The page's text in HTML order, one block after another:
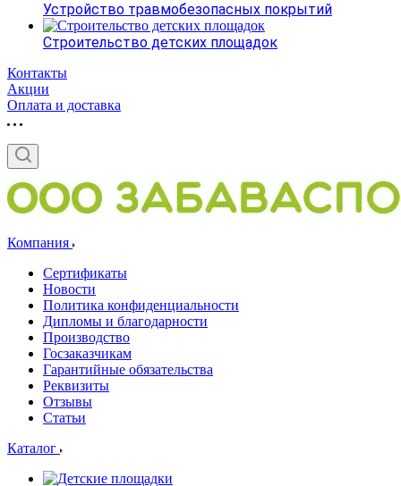
Устройство травмобезопасных покрытий
Строительство детских площадок
Контакты
Акции
Оплата и доставка
Компания
Сертификаты
Новости
Политика конфиденциальности
Дипломы и благодарности
Производство
Госзаказчикам
Гарантийные обязательства
Реквизиты
Отзывы
Статьи
Каталог